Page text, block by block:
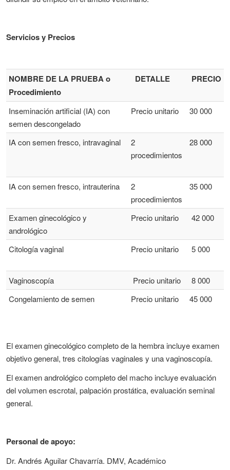
Servicios y Precios
NOMBRE DE LA PRUEBA o
Procedimiento
DETALLE PRECIO
Inseminación artificial (IA) con
semen descongelado
Precio unitario 30 000
IA con semen fresco, intravaginal
2
procedimientos
28 000
IA con semen fresco, intrauterina
2
procedimientos
35 000
Examen ginecológico y
andrológico
Precio unitario 42 000
Citología vaginal Precio unitario 5 000
Vaginoscopía Precio unitario
8 000
Congelamiento de semen
Precio unitario 45 000
El examen ginecológico completo de la hembra incluye examen
objetivo general, tres citologías vaginales y una vaginoscopía.
El examen andrológico completo del macho incluye evaluación
del volumen escrotal, palpación prostática, evaluación seminal
general.
Personal de apoyo:
Dr. Andrés Aguilar Chavarría. DMV, Académico